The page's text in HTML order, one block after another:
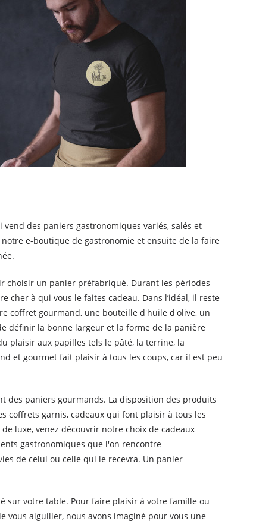
des paniers gastronomiques variés, salés et
e-boutique de gastronomie et ensuite de la faire
choisir un panier préfabriqué. Durant les périodes
cher à qui vous le faites cadeau. Dans l’idéal, il reste
coffret gourmand, une bouteille d'huile d'olive, un
définir la bonne largeur et la forme de la panière
plaisir aux papilles tels le pâté, la terrine, la
et gourmet fait plaisir à tous les coups, car il est peu
des paniers gourmands. La disposition des produits
coffrets garnis, cadeaux qui font plaisir à tous les
luxe, venez découvrir notre choix de cadeaux
gastronomiques que l'on rencontre
de celui ou celle qui le recevra. Un panier
sur votre table. Pour faire plaisir à votre famille ou
vous aiguiller, nous avons imaginé pour vous une